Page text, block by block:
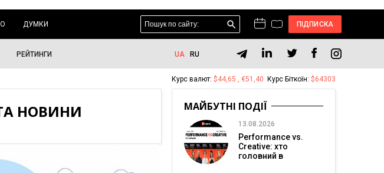
ДУМКИ ПІДПИСКА
РЕЙТИНГИ UA RU
НОВИНИ
Курс валют: $44,65 , €51,40 Курс Біткоїн: $64303
МАЙБУТНІ ПОДІЇ
13.08.2026
Performance vs.
Creative: хто
головний в